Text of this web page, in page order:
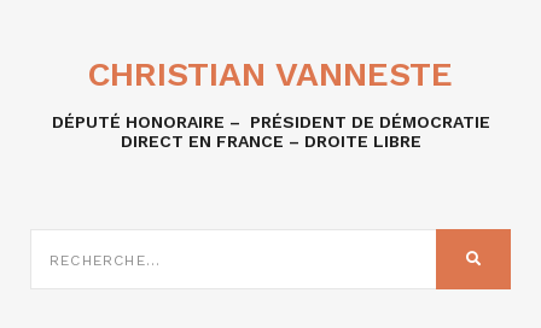
CHRISTIAN VANNESTE
DÉPUTÉ HONORAIRE – PRÉSIDENT DE DÉMOCRATIE
DIRECT EN FRANCE – DROITE LIBRE
SUR